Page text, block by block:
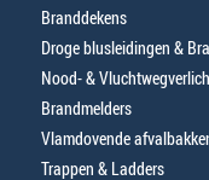
Branddekens
Droge blusleidingen &
Nood- &
Brandmelders
Vlamdovende
Trappen & Ladders